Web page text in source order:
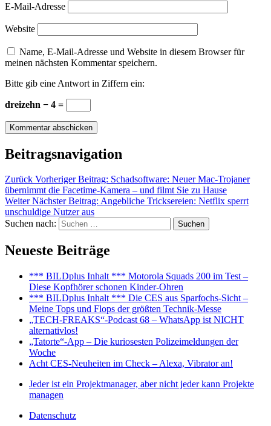
E-Mail-Adresse
Website
Name, E-Mail-Adresse und Website in diesem Browser für
meinen nächsten Kommentar speichern.
Bitte gib eine Antwort in Ziffern ein:
dreizehn − 4 =
Beitragsnavigation
Zurück Vorheriger Beitrag: Schadsoftware: Neuer Mac-Trojaner
übernimmt die Facetime-Kamera – und filmt Sie zu Hause
Weiter Nächster Beitrag: Angebliche Tricksereien: Netflix sperrt
unschuldige Nutzer aus
Suchen nach:
Suchen
Neueste Beiträge
*** BILDplus Inhalt *** Motorola Squads 200 im Test –
Diese Kopfhörer schonen Kinder-Ohren
*** BILDplus Inhalt *** Die CES aus Sparfochs-Sicht –
Meine Tops und Flops der größten Technik-Messe
„TECH-FREAKS“-Podcast 68 – WhatsApp ist NICHT
alternativlos!
„Tatorte“-App – Die kuriosesten Polizeimeldungen der
Woche
Acht CES-Neuheiten im Check – Alexa, Vibrator an!
Jeder ist ein Projektmanager, aber nicht jeder kann Projekte
managen
Datenschutz